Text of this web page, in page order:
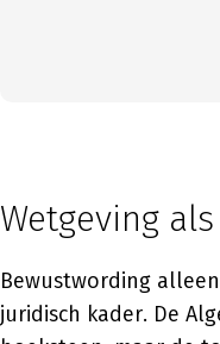
Wetgeving
Bewustwording
juridisch kader. De